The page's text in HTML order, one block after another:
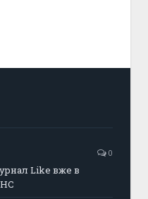
0
Like вже в